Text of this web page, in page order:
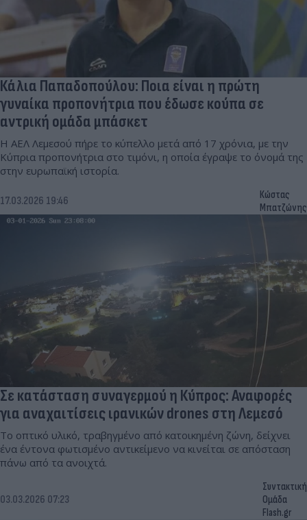
Κάλια Παπαδοπούλου: Ποια είναι η πρώτη
γυναίκα προπονήτρια που έδωσε κούπα σε
αντρική ομάδα μπάσκετ
Η ΑΕΛ Λεμεσού πήρε το κύπελλο μετά από 17 χρόνια, με την
Κύπρια προπονήτρια στο τιμόνι, η οποία έγραψε το όνομά της
στην ευρωπαϊκή ιστορία.
17.03.2026 19:46
Κώστας
Μπατζώνης
Σε κατάσταση συναγερμού η Κύπρος: Αναφορές
για αναχαιτίσεις ιρανικών drones στη Λεμεσό
Το οπτικό υλικό, τραβηγμένο από κατοικημένη ζώνη, δείχνει
ένα έντονα φωτισμένo αντικείμενο να κινείται σε απόσταση
πάνω από τα ανοιχτά.
03.03.2026 07:23
Συντακτική
Ομάδα
Flash.gr